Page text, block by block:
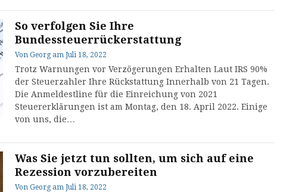
So verfolgen Sie Ihre
Bundessteuerrückerstattung
Von Georg am Juli 18, 2022
Trotz Warnungen vor Verzögerungen Erhalten Laut IRS 90%
der Steuerzahler Ihre Rückstattung Innerhalb von 21 Tagen.
Die Anmeldestline für die Einreichung von 2021
Steuererklärungen ist am Montag, den 18. April 2022. Einige
von uns, die…
Was Sie jetzt tun sollten, um sich auf eine
Rezession vorzubereiten
Von Georg am Juli 18, 2022